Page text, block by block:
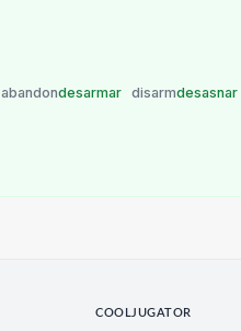
abandondesarmar disarmdesasnar
COOLJUGATOR